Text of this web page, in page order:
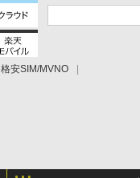
格安SIM/MVNO